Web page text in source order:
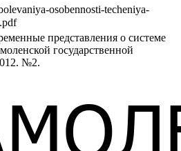
osobennosti-techeniya-
представления о системе
государственной
№2.